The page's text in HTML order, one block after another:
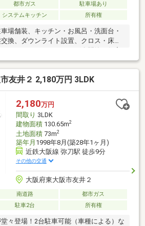
都市ガス
駐車場あり
システムキッチン 所有権
場舗装、キッチン・お風呂・洗面台・
換、ダウンライト設置、クロス・床フ
！緑に囲まれた落ち着いた環境です〇
クセス！通勤・通学に最適な立地〇シス
楽しくなる機能的な空間です〇即入居
ートできます〇ダウンライトでおしゃ
い空間を演出します〇独立洗面台付き！
ます
友井２ 2,180万円 3LDK
2,180万円
間取り 3LDK
建物面積130.65m2
土地面積73m2
築年月 1998年8月(築28年1ヶ月)
近鉄大阪線 弥刀駅 徒歩9分
その他の交通
大阪府東大阪市友井２
南道路
都市ガス
駐車2台 所有権
々登場！2台駐車可能（車種による）な